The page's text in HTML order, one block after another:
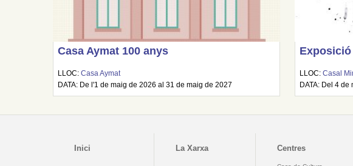
Casa Aymat 100 anys
LLOC:Casa Aymat
DATA: De l'1 de maig de 2026 al 31 de maig de 2027
LLOC:Casal
DATA: Del 4
Inici La Xarxa Centres